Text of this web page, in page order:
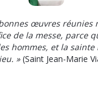
œuvres réunies
de la messe, parce
hommes, et la sainte
»(Saint Jean-Marie